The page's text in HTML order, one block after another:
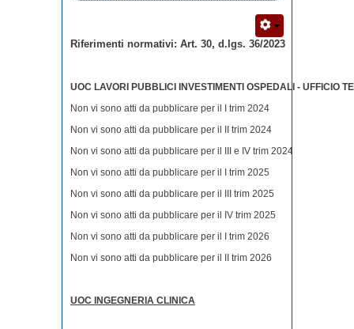
Riferimenti normativi: Art. 30, d.lgs. 36/2023
UOC LAVORI PUBBLICI INVESTIMENTI OSPEDALI - UFFICIO
Non vi sono atti da pubblicare per il I trim 2024
Non vi sono atti da pubblicare per il II trim 2024
Non vi sono atti da pubblicare per il III e IV trim 2024
Non vi sono atti da pubblicare per il I trim 2025
Non vi sono atti da pubblicare per il III trim 2025
Non vi sono atti da pubblicare per il IV trim 2025
Non vi sono atti da pubblicare per il I trim 2026
Non vi sono atti da pubblicare per il II trim 2026
UOC INGEGNERIA CLINICA